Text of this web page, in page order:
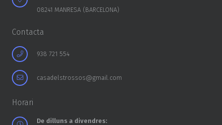
08241 MANRESA (BARCELONA)
Contacta
938 721 554
casadelstrossos@gmail.com
Horari
De dilluns a divendres: